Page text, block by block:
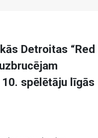
Detroitas “Red
spēlētāju līgās